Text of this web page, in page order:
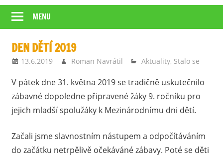
MENU
DEN DĚTÍ 2019
13.6.2019 Roman Navrátil Aktuality, Stalo se
V pátek dne 31. května 2019 se tradičně uskutečnilo
zábavné dopoledne připravené žáky 9. ročníku pro
jejich mladší spolužáky k Mezinárodnímu dni dětí.
Začali jsme slavnostním nástupem a odpočítáváním
do začátku netrpělivě očekáváné zábavy. Poté se děti